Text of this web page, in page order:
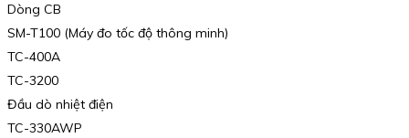
Dòng CB
SM-T100 (Máy đo tốc độ thông minh)
TC-400A
TC-3200
Đầu dò nhiệt điện
TC-330AWP